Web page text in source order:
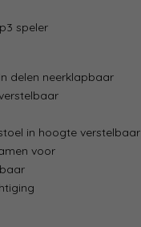
speler
delen neerklapbaar
in hoogte verstelbaar
voor